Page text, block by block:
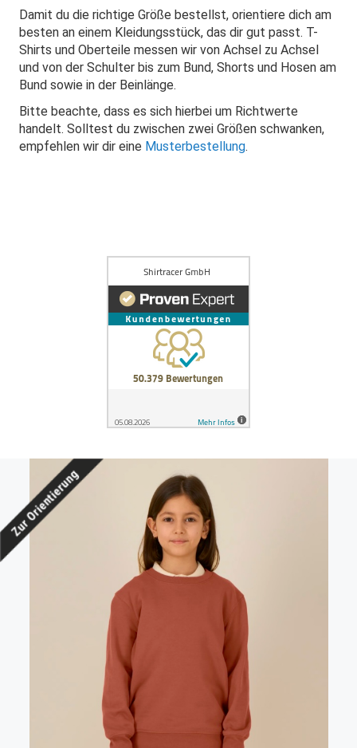
Damit du die richtige Größe bestellst, orientiere dich am
besten an einem Kleidungsstück, das dir gut passt. T-
Shirts und Oberteile messen wir von Achsel zu Achsel
und von der Schulter bis zum Bund, Shorts und Hosen am
Bund sowie in der Beinlänge.
Bitte beachte, dass es sich hierbei um Richtwerte
handelt. Solltest du zwischen zwei Größen schwanken,
empfehlen wir dir eine Musterbestellung.